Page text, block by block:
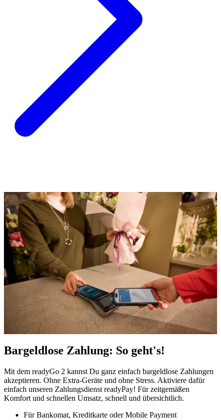
Bargeldlose Zahlung: So geht's!
Mit dem readyGo 2 kannst Du ganz einfach bargeldlose Zahlungen
akzeptieren. Ohne Extra-Geräte und ohne Stress. Aktiviere dafür
einfach unseren Zahlungsdienst readyPay! Für zeitgemäßen
Komfort und schnellen Umsatz, schnell und übersichtlich.
Für Bankomat, Kreditkarte oder Mobile Payment